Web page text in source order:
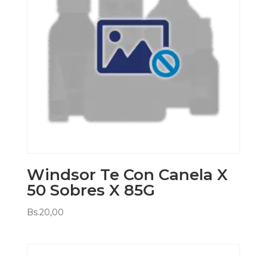
Windsor Te Con Canela X
50 Sobres X 85G
Bs.20,00